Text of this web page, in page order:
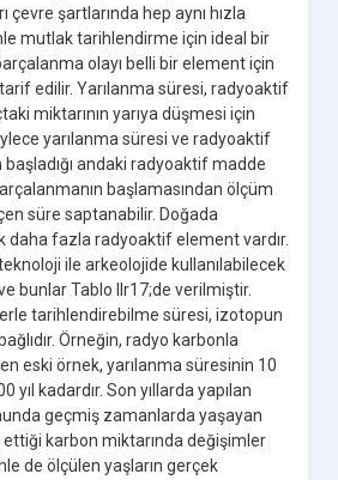
çevre şartlarında hep aynı hızla
mutlak tarihlendirme için ideal bir
olayı belli bir element için
edilir. Yarılanma süresi, radyoaktif
miktarının yarıya düşmesi için
yarılanma süresi ve radyoaktif
başladığı andaki radyoaktif madde
başlamasından ölçüm
süre saptanabilir. Doğada
daha fazla radyoaktif element vardır.
ile arkeolojide kullanılabilecek
ve bunlar Tablo IIr17;de verilmiştir.
tarihlendirebilme süresi, izotopun
Örneğin, radyo karbonla
eski örnek, yarılanma süresinin 10
yıl kadardır. Son yıllarda yapılan
geçmiş zamanlarda yaşayan
karbon miktarında değişimler
de ölçülen yaşların gerçek